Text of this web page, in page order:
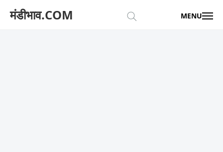
मंडीभाव.COM MENU